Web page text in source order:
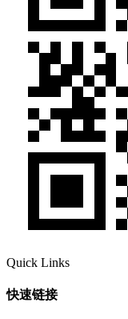
Quick Links
快速链接